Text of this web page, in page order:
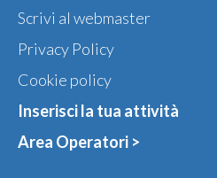
Scrivi al webmaster
Privacy Policy
Cookie policy
Inserisci la tua attività
Area Operatori >